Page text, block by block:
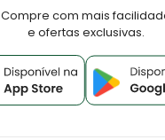
Compre com mais
e ofertas exclusivas.